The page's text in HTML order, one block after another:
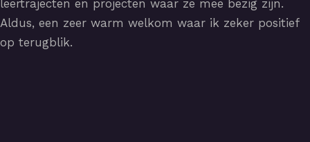
leertrajecten en projecten waar ze mee bezig zijn.
Aldus, een zeer warm welkom waar ik zeker positief
op terugblik.